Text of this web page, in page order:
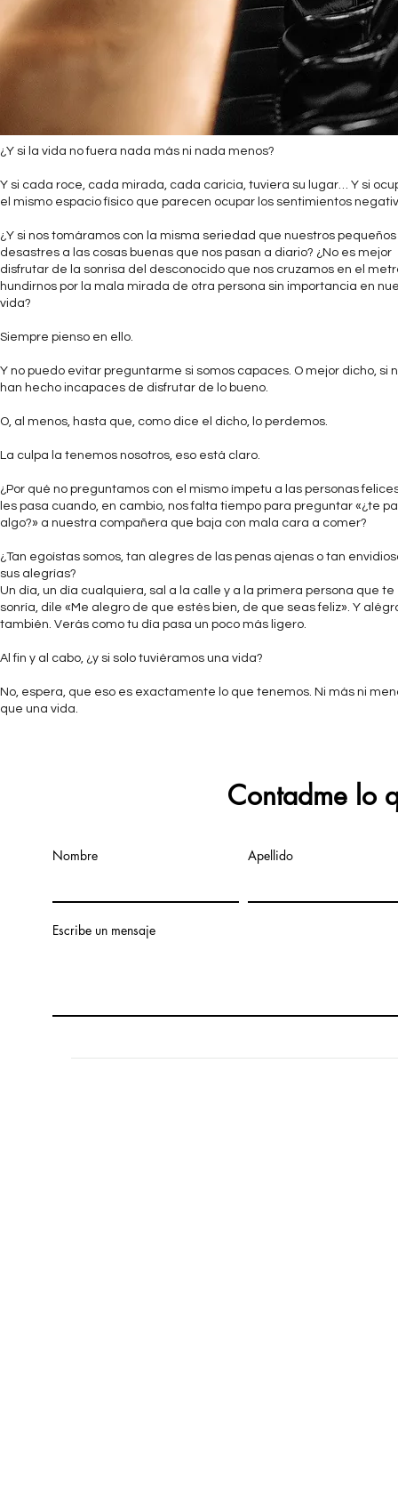
¿Y si la vida no fuera nada más ni nada menos?
Y si cada roce, cada mirada, cada caricia, tuviera su lugar… Y si
el mismo espacio físico que parecen ocupar los sentimientos
¿Y si nos tomáramos con la misma seriedad que nuestros pequeños
desastres a las cosas buenas que nos pasan a diario? ¿No es mejor
disfrutar de la sonrisa del desconocido que nos cruzamos en el
hundirnos por la mala mirada de otra persona sin importancia en
vida?
Siempre pienso en ello.
Y no puedo evitar preguntarme si somos capaces. O mejor dicho, si
han hecho incapaces de disfrutar de lo bueno.
O, al menos, hasta que, como dice el dicho, lo perdemos.
La culpa la tenemos nosotros, eso está claro.
¿Por qué no preguntamos con el mismo ímpetu a las personas
les pasa cuando, en cambio, nos falta tiempo para preguntar «¿te
algo?» a nuestra compañera que baja con mala cara a comer?
¿Tan egoístas somos, tan alegres de las penas ajenas o tan
sus alegrías?
Un día, un día cualquiera, sal a la calle y a la primera persona que te
sonría, dile «Me alegro de que estés bien, de que seas feliz». Y
también. Verás como tu día pasa un poco más ligero.
Al fin y al cabo, ¿y si solo tuviéramos una vida?
No, espera, que eso es exactamente lo que tenemos. Ni más ni
que una vida.
Contadme lo
Nombre Apellido
Escribe un mensaje